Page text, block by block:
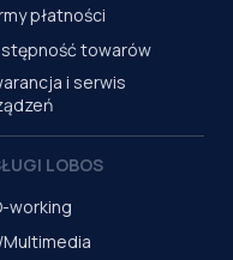
płatności
towarów
i serwis
LOBOS
working
Multimedia